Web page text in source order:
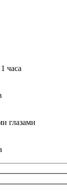
часа
глазами